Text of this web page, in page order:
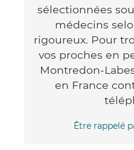
sélectionnées
médecins
rigoureux. Pour
vos proches en
Montredon-
en France
Être rappelé